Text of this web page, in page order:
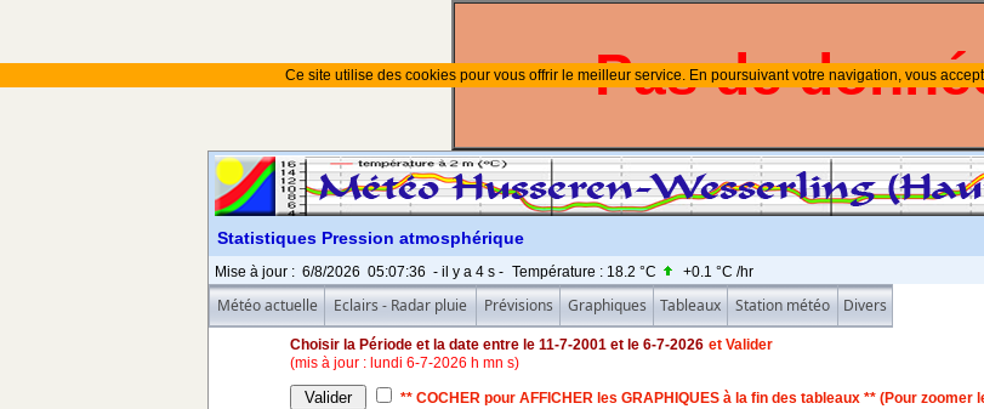
Pas de
Statistiques Pression atmosphérique
Mise à jour :6/8/2026 05:07:36 - il y a5 s - Température : 18.2 °C +0.1 °C /hr
Météo actuelle Eclairs - Radar pluie Prévisions Graphiques Tableaux Station météo Divers
Choisir la Période et la date entre le 11-7-2001 et le 6-7-2026 et Valider
(mis à jour : lundi 6-7-2026 h mn s)
** COCHER pour AFFICHER les GRAPHIQUES à la fin des tableaux ** (Pour
Ce site utilise des cookies pour vous offrir le meilleur service. En poursuivant votre navigation, vous